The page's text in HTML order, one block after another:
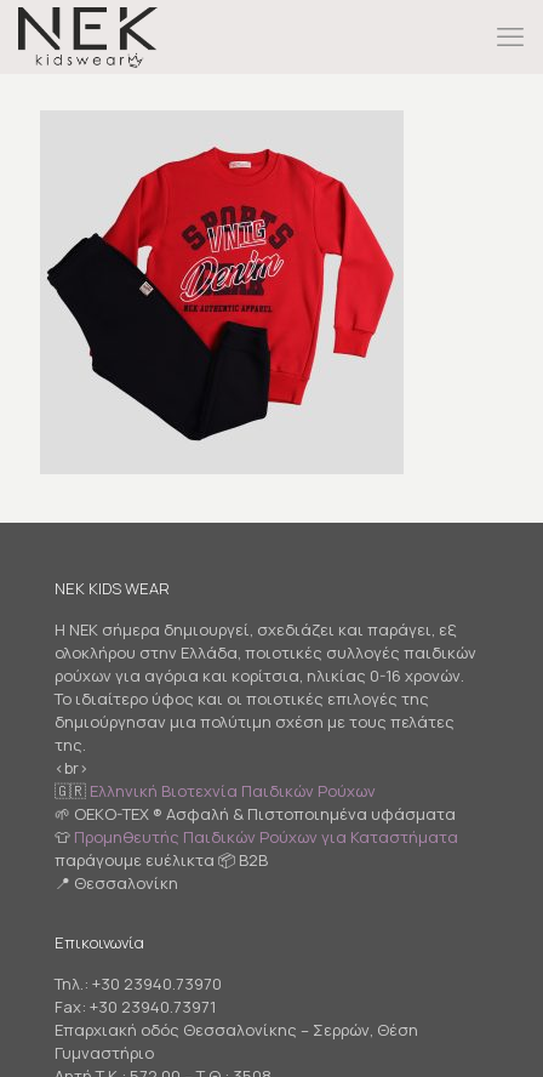
NEK KIDS WEAR
Η NEK σήμερα δημιουργεί, σχεδιάζει και παράγει, εξ
ολοκλήρου στην Ελλάδα, ποιοτικές συλλογές παιδικών
ρούχων για αγόρια και κορίτσια, ηλικίας 0-16 χρονών.
Το ιδιαίτερο ύφος και οι ποιοτικές επιλογές της
δημιούργησαν μια πολύτιμη σχέση με τους πελάτες
της.
<br>
🇬🇷 Ελληνική Βιοτεχνία Παιδικών Ρούχων
🌱 OEKO-TEX ® Ασφαλή & Πιστοποιημένα υφάσματα
👕 Προμηθευτής Παιδικών Ρούχων για Καταστήματα
παράγουμε ευέλικτα 📦 B2B
📍 Θεσσαλονίκη
Επικοινωνία
Τηλ.: +30 23940.73970
Fax: +30 23940.73971
Επαρχιακή οδός Θεσσαλονίκης – Σερρών, Θέση
Γυμναστήριο